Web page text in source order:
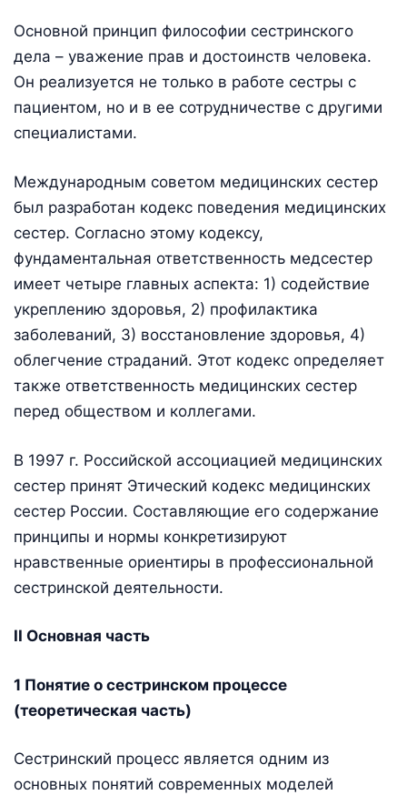
Основной принцип философии сестринского
дела – уважение прав и достоинств человека.
Он реализуется не только в работе сестры с
пациентом, но и в ее сотрудничестве с другими
специалистами.
Международным советом медицинских сестер
был разработан кодекс поведения медицинских
сестер. Согласно этому кодексу,
фундаментальная ответственность медсестер
имеет четыре главных аспекта: 1) содействие
укреплению здоровья, 2) профилактика
заболеваний, 3) восстановление здоровья, 4)
облегчение страданий. Этот кодекс определяет
также ответственность медицинских сестер
перед обществом и коллегами.
В 1997 г. Российской ассоциацией медицинских
сестер принят Этический кодекс медицинских
сестер России. Составляющие его содержание
принципы и нормы конкретизируют
нравственные ориентиры в профессиональной
сестринской деятельности.
II Основная часть
1 Понятие о сестринском процессе
(теоретическая часть)
Сестринский процесс является одним из
основных понятий современных моделей